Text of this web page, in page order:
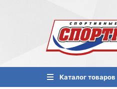
Каталог товаров